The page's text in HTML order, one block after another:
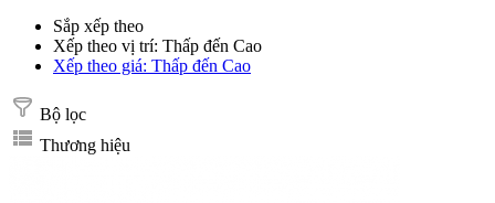
Sắp xếp theo
Xếp theo vị trí: Thấp đến Cao
Xếp theo giá: Thấp đến Cao
Bộ lọc
Thương hiệu